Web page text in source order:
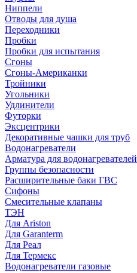
Ниппели
Отводы для душа
Переходники
Пробки
Пробки для испытания
Сгоны
Сгоны-Американки
Тройники
Угольники
Удлинители
Футорки
Эксцентрики
Декоративные чашки для труб
Водонагреватели
Арматура для водонагревателей
Группы безопасности
Расширительные баки ГВС
Сифоны
Смесительные клапаны
ТЭН
Для Ariston
Для Garanterm
Для Реал
Для Термекс
Водонагреватели газовые